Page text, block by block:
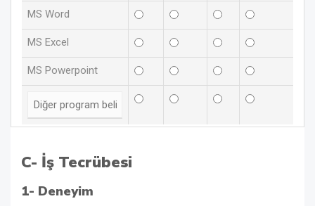
MS Word
MS Excel
MS Powerpoint
C- İş Tecrübesi
1- Deneyim